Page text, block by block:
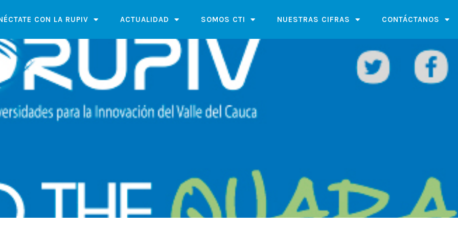
CON LA RUPIV ACTUALIDAD SOMOS CTI NUESTRAS CIFRAS CONTÁCTANOS